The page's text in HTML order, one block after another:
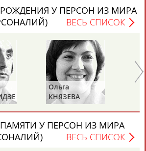
Андрей
АБДУВАЛИЕВ
Герман
АБДУЛАЕВ
Камиль
АБДУЛАЗИЗОВ
Загалав
АБДУЛБЕКОВ
Магомед
АБДУЛКАГИРОВ
Назир
АБДУЛЛАЕВ
У ПЕРСОН ИЗ МИРА
ВЕСЬ СПИСОК
Ольга
БЕЛОВА
У ПЕРСОН ИЗ МИРА
ВЕСЬ СПИСОК